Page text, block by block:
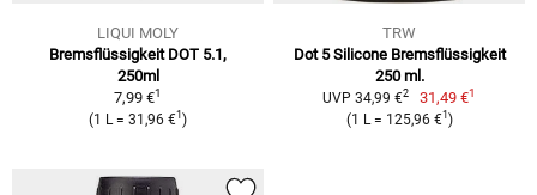
LIQUI MOLY
Bremsflüssigkeit DOT 5.1,
250ml
7,99 €1
(1 L = 31,96 €1 )
TRW
Dot 5 Silicone Bremsflüssigkeit
250 ml.
UVP 34,99 €2 31,49 €1
(1 L = 125,96 €1 )